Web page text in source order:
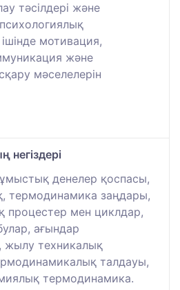
тәсілдері және
мотивация,
және
мәселелерін
денелер қоспасы,
заңдары,
процестер мен циклдар,
ағындар
техникалық
талдауы,
термодинамика.